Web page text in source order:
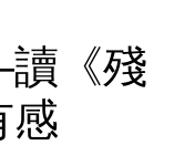
《殘
感